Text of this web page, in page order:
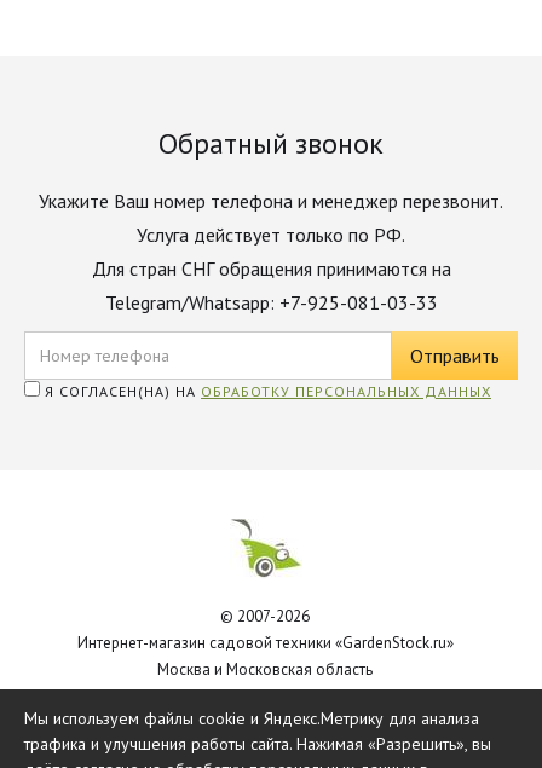
Обратный звонок
Укажите Ваш номер телефона и менеджер перезвонит.
Услуга действует только по РФ.
Для стран СНГ обращения принимаются на
Telegram/Whatsapp: +7-925-081-03-33
Я СОГЛАСЕН(НА) НА ОБРАБОТКУ ПЕРСОНАЛЬНЫХ ДАННЫХ
© 2007-2026
Интернет-магазин садовой техники «GardenStock.ru»
Москва и Московская область
Мы используем файлы cookie и Яндекс.Метрику для анализа
трафика и улучшения работы сайта. Нажимая «Разрешить», вы